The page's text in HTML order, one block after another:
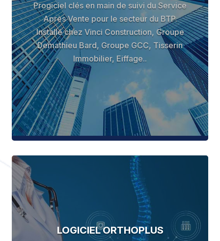
Progiciel clés en main de suivi du Service
Après Vente pour le secteur du BTP.
Installé chez Vinci Construction, Groupe
Demathieu Bard, Groupe GCC, Tisserin
Immobilier, Eiffage..
LOGICIEL ORTHOPLUS